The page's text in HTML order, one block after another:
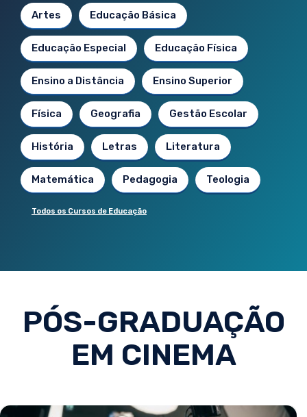
Artes Educação Básica
Educação Especial Educação Física
Ensino a Distância Ensino Superior
Física Geografia Gestão Escolar
História Letras Literatura
Matemática Pedagogia Teologia
Todos os Cursos de Educação
PÓS-GRADUAÇÃO
EM CINEMA